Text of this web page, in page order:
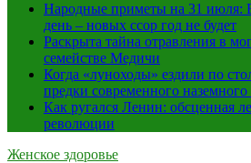
Народные приметы на 31 июля:
день – новых ссор год не будет
Раскрыта тайна отравления в
семействе Медичи
Когда «луноходы» ездили по
предки современного наземного
Как ругался Ленин: обсценная
революции
Женское здоровье